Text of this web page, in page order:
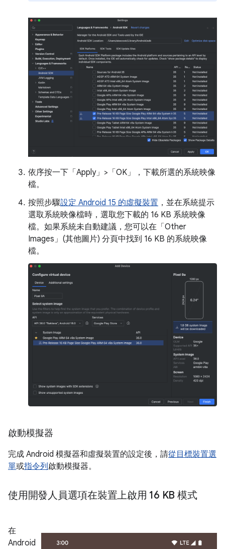
依序按一下「Apply」>「OK」
，下載所選的系統映像
檔。
按照步驟設定 Android 15 的虛擬裝置 ，並在系統提示
選取系統映像檔時，選取您下載的 16 KB 系統映像
檔。如果系統未自動建議，您可以在「Other
Images」(其他圖片) 分頁中找到 16 KB 的系統映像
檔。
啟動模擬器
完成 Android 模擬器和虛擬裝置的設定後，請從目標裝置選
單或指令列啟動模擬器。
使用開發人員選項在裝置上啟用 16 KB 模式
在
Android